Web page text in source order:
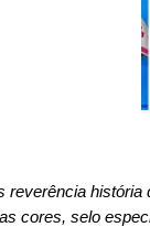
reverência história
cores, selo